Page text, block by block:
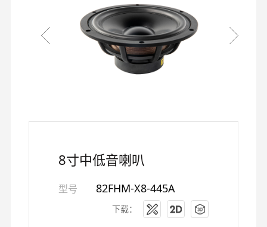
8寸中低音喇叭
型号 82FHM-X8-445A
下载：